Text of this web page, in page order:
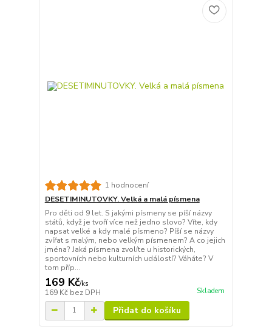
1 hodnocení
DESETIMINUTOVKY. Velká a malá písmena
Pro děti od 9 let. S jakými písmeny se píší názvy
států, když je tvoří více než jedno slovo? Víte, kdy
napsat velké a kdy malé písmeno? Píší se názvy
zvířat s malým, nebo velkým písmenem? A co jejich
jména? Jaká písmena zvolíte u historických,
sportovních nebo kulturních událostí? Váháte? V
tom příp...
169 Kč/ks
169 Kč bez DPH Skladem
Přidat do košíku